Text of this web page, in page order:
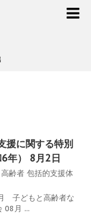
援に関する特別
年） 8月2日
齢者 包括的支援体
どもと高齢者な
08月 ...